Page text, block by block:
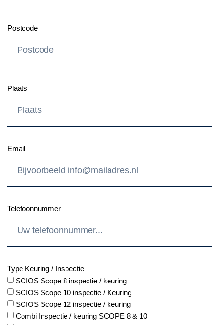
Postcode
Plaats
Email
Telefoonnummer
Type Keuring / Inspectie
SCIOS Scope 8 inspectie / keuring
SCIOS Scope 10 inspectie / Keuring
SCIOS Scope 12 inspectie / keuring
Combi Inspectie / keuring SCOPE 8 & 10